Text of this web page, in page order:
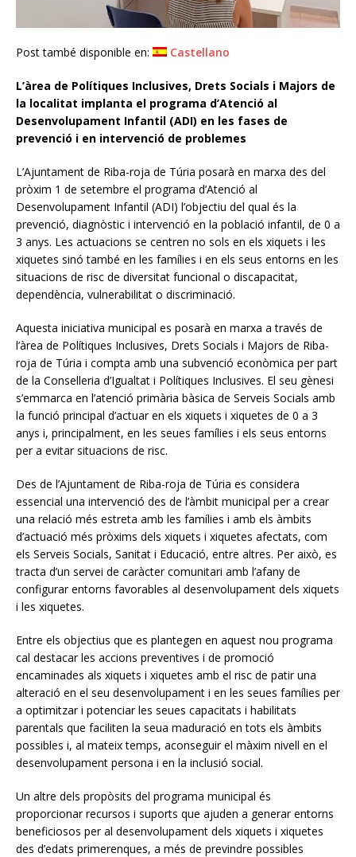
Post també disponible en: Castellano
L’àrea de Polítiques Inclusives, Drets Socials i Majors de
la localitat implanta el programa d’Atenció al
Desenvolupament Infantil (ADI) en les fases de
prevenció i en intervenció de problemes
L’Ajuntament de Riba-roja de Túria posarà en marxa des del
pròxim 1 de setembre el programa d’Atenció al
Desenvolupament Infantil (ADI) l’objectiu del qual és la
prevenció, diagnòstic i intervenció en la població infantil, de 0 a
3 anys. Les actuacions se centren no sols en els xiquets i les
xiquetes sinó també en les famílies i en els seus entorns en les
situacions de risc de diversitat funcional o discapacitat,
dependència, vulnerabilitat o discriminació.
Aquesta iniciativa municipal es posarà en marxa a través de
l’àrea de Polítiques Inclusives, Drets Socials i Majors de Riba-
roja de Túria i compta amb una subvenció econòmica per part
de la Conselleria d’Igualtat i Polítiques Inclusives. El seu gènesi
s’emmarca en l’atenció primària bàsica de Serveis Socials amb
la funció principal d’actuar en els xiquets i xiquetes de 0 a 3
anys i, principalment, en les seues famílies i els seus entorns
per a evitar situacions de risc.
Des de l’Ajuntament de Riba-roja de Túria es considera
essencial una intervenció des de l’àmbit municipal per a crear
una relació més estreta amb les famílies i amb els àmbits
d’actuació més pròxims dels xiquets i xiquetes afectats, com
els Serveis Socials, Sanitat i Educació, entre altres. Per això, es
tracta d’un servei de caràcter comunitari amb l’afany de
configurar entorns favorables al desenvolupament dels xiquets
i les xiquetes.
Entre els objectius que es plantegen en aquest nou programa
cal destacar les accions preventives i de promoció
encaminades als xiquets i xiquetes amb el risc de patir una
alteració en el seu desenvolupament i en les seues famílies per
a optimitzar i potenciar les seues capacitats i habilitats
parentals que faciliten la seua maduració en tots els àmbits
possibles i, al mateix temps, aconseguir el màxim nivell en el
desenvolupament persona i en la inclusió social.
Un altre dels propòsits del programa municipal és
proporcionar recursos i suports que ajuden a generar entorns
beneficiosos per al desenvolupament dels xiquets i xiquetes
des d’edats primerenques, a més de previndre possibles